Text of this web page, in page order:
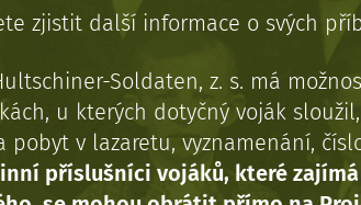
zjistit další informace o svých
Soldaten, z. s. má
u kterých dotyčný voják
pobyt v lazaretu, vyznamenání,
příslušníci vojáků, které